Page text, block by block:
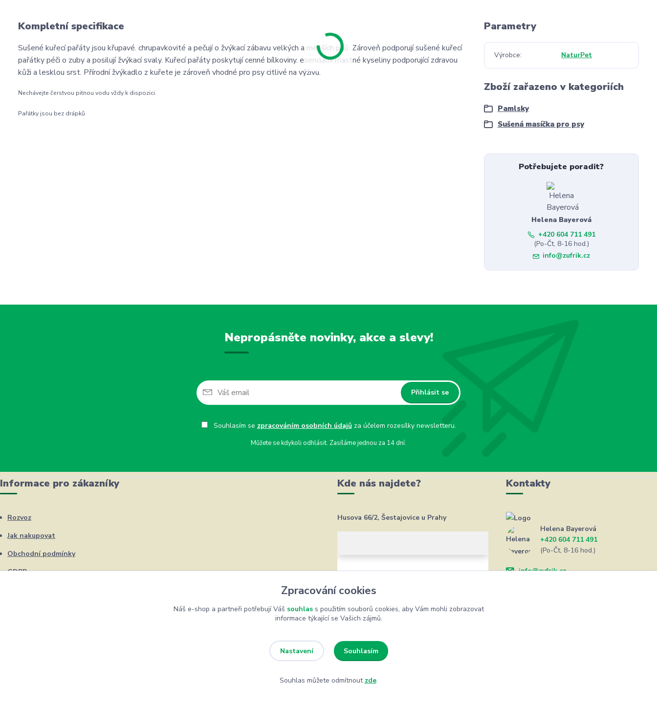
Kompletní specifikace
Sušené kuřecí pařáty jsou křupavé. chrupavkovité a pečují o žvýkací zábavu velkých a menších psů. Zároveň podporují sušené kuřecí
pařátky péči o zuby a posilují žvýkací svaly. Kuřecí pařáty poskytují cenné bílkoviny. esenciální mastné kyseliny podporující zdravou
kůži a lesklou srst. Přírodní žvýkadlo z kuřete je zároveň vhodné pro psy citlivé na výživu.
Nechávejte čerstvou pitnou vodu vždy k dispozici.
Pařátky jsou bez drápků
Parametry
Výrobce NaturPet
Zboží zařazeno v kategoriích
Pamlsky
Sušená masíčka pro psy
Potřebujete poradit?
Helena Bayerová
+420 604 711 491
(Po-Čt, 8-16 hod.)
info@zufrik.cz
Nepropásněte novinky, akce a slevy!
Přihlásit se
Souhlasím se zpracováním osobních údajůza účelem rozesílky newsletteru.
Můžete se kdykoli odhlásit. Zasíláme jednou za 14 dní.
Informace pro zákazníky
Rozvoz
Jak nakupovat
Obchodní podmínky
GDPR
Kde nás najdete?
Husova 66/2, Šestajovice u Prahy
Kontakty
Helena Bayerová
+420 604 711 491
(Po-Čt, 8-16 hod.)
info@zufrik.cz
Zpracování cookies
Náš e-shop a partneři potřebují Váš souhlass použitím souborů cookies, aby Vám mohli zobrazovat
informace týkající se Vašich zájmů.
Nastavení Souhlasím
Souhlas můžete odmítnout zde.